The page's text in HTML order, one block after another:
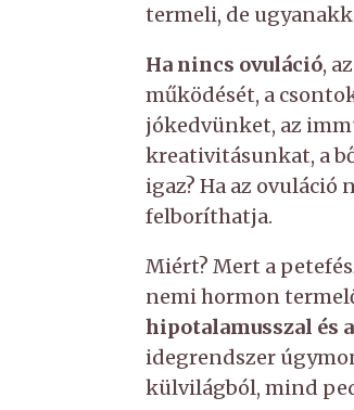
termeli, de
Ha nincs ovuláció,
működését, a
jókedvünket, az
kreativitásunkat, a
igaz? Ha az
felboríthatja.
Miért? Mert a
nemi hormon
hipotalamusszal és
idegrendszer
külvilágból, mind